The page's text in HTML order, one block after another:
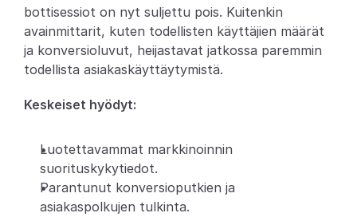
Blogi
Partners
Asiakkaat
Tekoälyominaisuudet
Muutosloki
bottisessiot on nyt suljettu pois. Kuitenkin
avainmittarit, kuten todellisten käyttäjien määrät
ja konversioluvut, heijastavat jatkossa paremmin
todellista asiakaskäyttäytymistä.
Keskeiset hyödyt:
Luotettavammat markkinoinnin
suorituskykytiedot.
Parantunut konversioputkien ja
asiakaspolkujen tulkinta.